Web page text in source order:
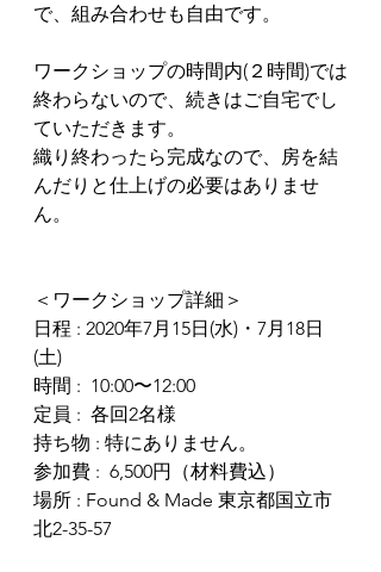
で、組み合わせも自由です。
ワークショップの時間内(２時間)では
終わらないので、続きはご自宅でし
ていただきます。
織り終わったら完成なので、房を結
んだりと仕上げの必要はありませ
ん。
＜ワークショップ詳細＞
日程 : 2020年7月15日(水)・7月18日
(土)
時間 :  10:00〜12:00
定員 :  各回2名様
持ち物 : 特にありません。
参加費 :  6,500円（材料費込）
​​場所 : Found & Made 東京都国立市
北2-35-57